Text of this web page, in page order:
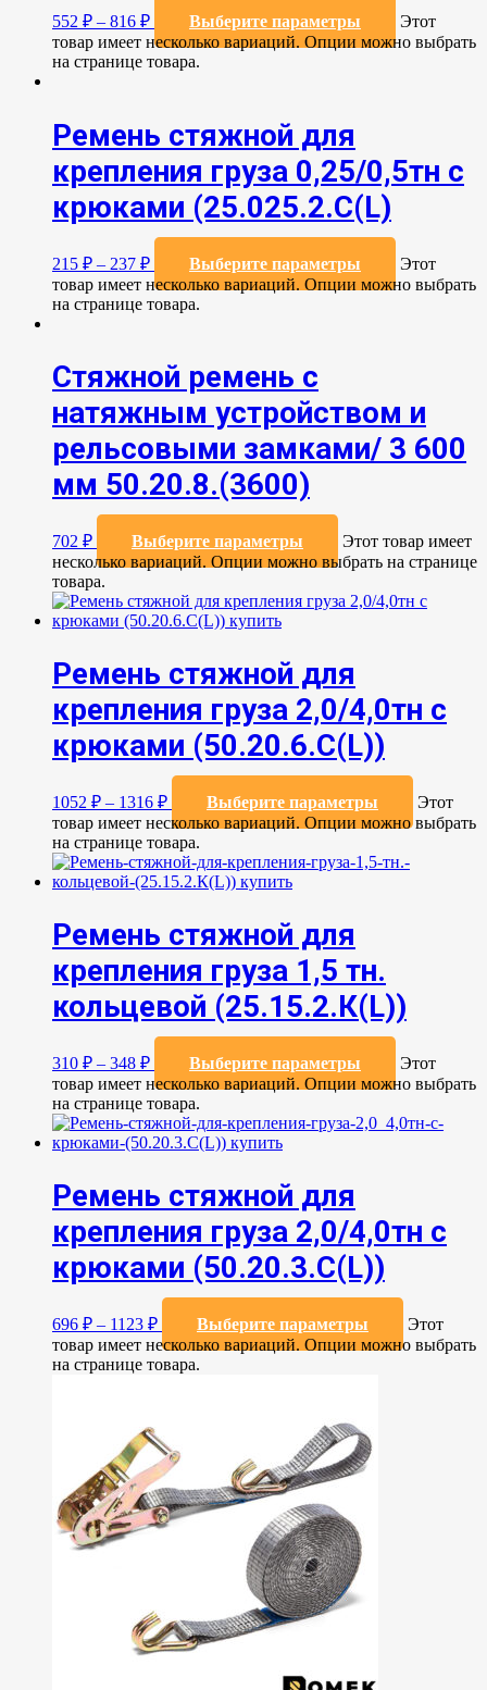
552 ₽ – 816 ₽ Выберите параметры
Этот
товар имеет несколько вариаций. Опции можно выбрать
на странице товара.
Ремень стяжной для
крепления груза 0,25/0,5тн с
крюками (25.025.2.С(L)
215 ₽ – 237 ₽ Выберите параметры
Этот
товар имеет несколько вариаций. Опции можно выбрать
на странице товара.
Стяжной ремень с
натяжным устройством и
рельсовыми замками/ 3 600
мм 50.20.8.(3600)
702 ₽ Выберите параметры
Этот товар имеет
несколько вариаций. Опции можно выбрать на странице
товара.
Ремень стяжной для
крепления груза 2,0/4,0тн с
крюками (50.20.6.C(L))
1052 ₽ – 1316 ₽ Выберите параметры
Этот
товар имеет несколько вариаций. Опции можно выбрать
на странице товара.
Ремень стяжной для
крепления груза 1,5 тн.
кольцевой (25.15.2.К(L))
310 ₽ – 348 ₽ Выберите параметры
Этот
товар имеет несколько вариаций. Опции можно выбрать
на странице товара.
Ремень стяжной для
крепления груза 2,0/4,0тн с
крюками (50.20.3.C(L))
696 ₽ – 1123 ₽ Выберите параметры
Этот
товар имеет несколько вариаций. Опции можно выбрать
на странице товара.